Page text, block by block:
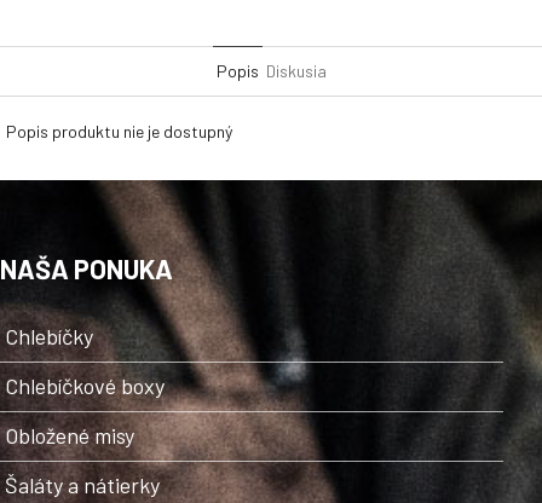
Popis Diskusia
Popis produktu nie je dostupný
NAŠA PONUKA
Chlebíčky
Chlebíčkové boxy
Obložené misy
Šaláty a nátierky